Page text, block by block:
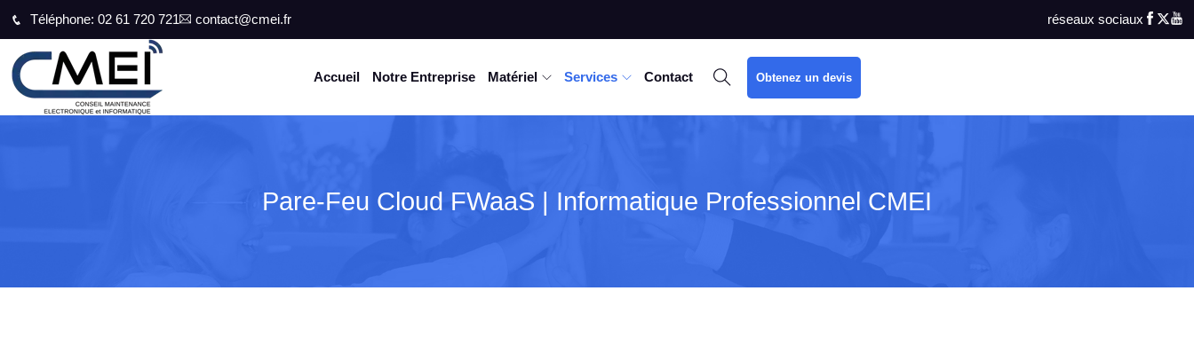
Téléphone: 02 61 720 721 contact@cmei.fr réseaux sociaux
Accueil Notre Entreprise Matériel Services Contact Obtenez un devis
Pare-Feu Cloud FWaaS | Informatique Professionnel CMEI